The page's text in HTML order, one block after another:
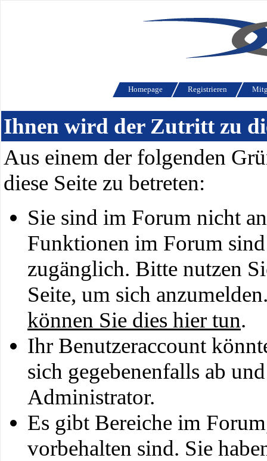
Homepage Registrieren
Ihnen wird der Zutritt zu
Aus einem der folgenden
diese Seite zu betreten:
Sie sind im Forum nicht
Funktionen im Forum
zugänglich. Bitte nutzen
Seite, um sich
können Sie dies hier tun.
Ihr Benutzeraccount
sich gegebenenfalls ab
Administrator.
Es gibt Bereiche im
vorbehalten sind. Sie